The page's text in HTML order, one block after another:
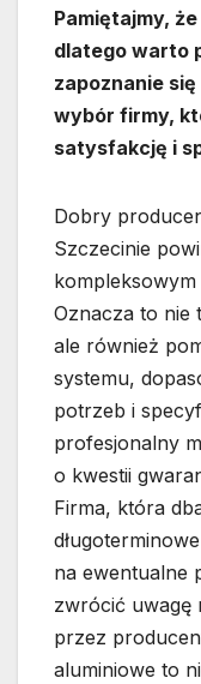
Pamiętajmy,
dlatego warto
zapoznanie
wybór firmy,
satysfakcję i
Dobry
Szczecinie
kompleksowym
Oznacza to nie
ale również
systemu,
potrzeb i
profesjonalny
o kwestii
Firma, która
na ewentualne
zwrócić uwagę
przez
aluminiowe to